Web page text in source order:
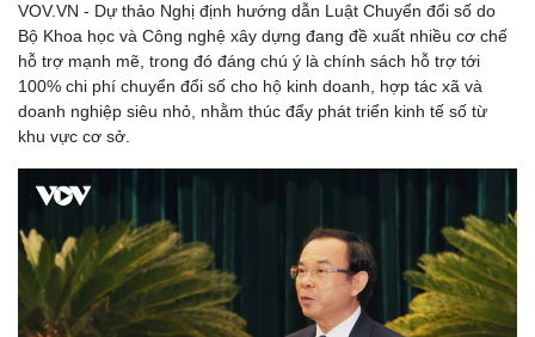
VOV.VN - Dự thảo Nghị định hướng dẫn Luật Chuyển đổi số do
Bộ Khoa học và Công nghệ xây dựng đang đề xuất nhiều cơ chế
hỗ trợ mạnh mẽ, trong đó đáng chú ý là chính sách hỗ trợ tới
100% chi phí chuyển đổi số cho hộ kinh doanh, hợp tác xã và
doanh nghiệp siêu nhỏ, nhằm thúc đẩy phát triển kinh tế số từ
khu vực cơ sở.